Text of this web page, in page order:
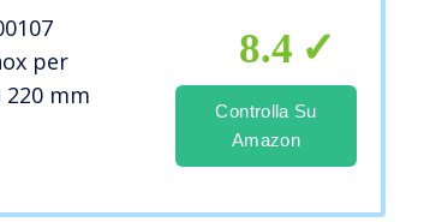
per
mm
8.4
Controlla Su
Amazon